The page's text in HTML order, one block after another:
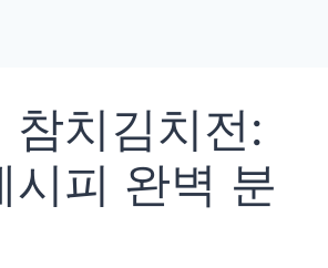
참치김치전:
시피 완벽 분